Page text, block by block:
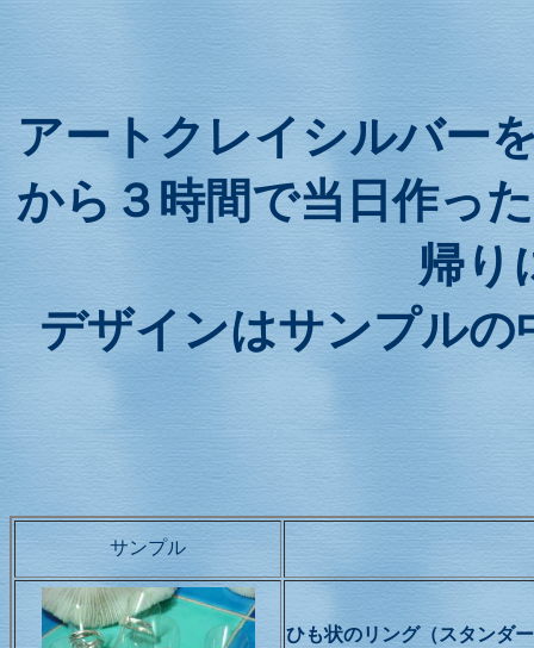
アートクレイシルバー
から３時間で当日作っ
帰り
デザインはサンプル
サンプル
ひも状のリング（スタンダ